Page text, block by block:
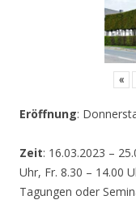
«
Eröffnung:
Zeit: 16.03.2023 –
Uhr, Fr. 8.30 – 14.00
Tagungen oder